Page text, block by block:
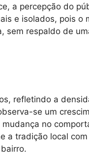
a percepção do
e isolados, pois o
sem respaldo de
refletindo a
se um
no
a tradição local